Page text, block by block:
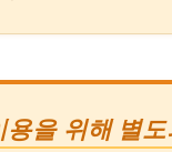
을 위해 별